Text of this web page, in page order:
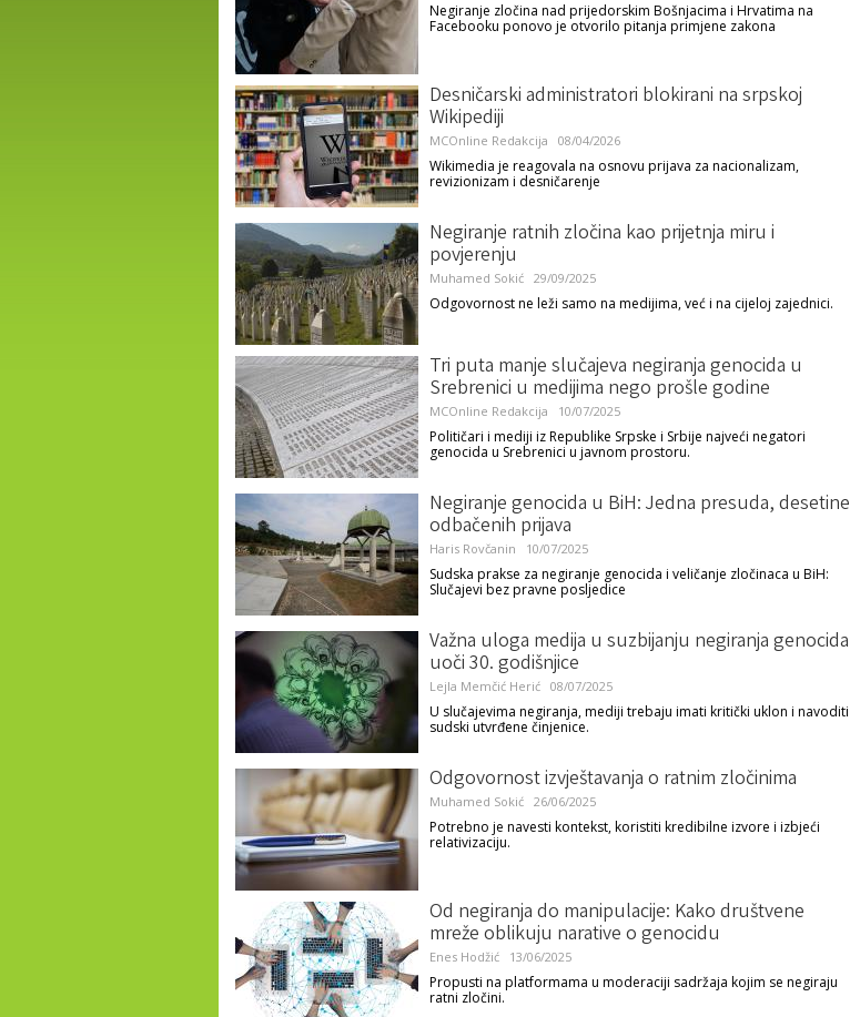
Negiranje zločina nad prijedorskim Bošnjacima i Hrvatima na
Facebooku ponovo je otvorilo pitanja primjene zakona
Desničarski administratori blokirani na srpskoj
Wikipediji
MCOnline Redakcija 08/04/2026
Wikimedia je reagovala na osnovu prijava za nacionalizam,
revizionizam i desničarenje
Negiranje ratnih zločina kao prijetnja miru i
povjerenju
Muhamed Sokić 29/09/2025
Odgovornost ne leži samo na medijima, već i na cijeloj zajednici.
Tri puta manje slučajeva negiranja genocida u
Srebrenici u medijima nego prošle godine
MCOnline Redakcija 10/07/2025
Političari i mediji iz Republike Srpske i Srbije najveći negatori
genocida u Srebrenici u javnom prostoru.
Negiranje genocida u BiH: Jedna presuda, desetine
odbačenih prijava
Haris Rovčanin 10/07/2025
Sudska prakse za negiranje genocida i veličanje zločinaca u BiH:
Slučajevi bez pravne posljedice
Važna uloga medija u suzbijanju negiranja genocida
uoči 30. godišnjice
Lejla Memčić Herić 08/07/2025
U slučajevima negiranja, mediji trebaju imati kritički uklon i navoditi
sudski utvrđene činjenice.
Odgovornost izvještavanja o ratnim zločinima
Muhamed Sokić 26/06/2025
Potrebno je navesti kontekst, koristiti kredibilne izvore i izbjeći
relativizaciju.
Od negiranja do manipulacije: Kako društvene
mreže oblikuju narative o genocidu
Enes Hodžić 13/06/2025
Propusti na platformama u moderaciji sadržaja kojim se negiraju
ratni zločini.